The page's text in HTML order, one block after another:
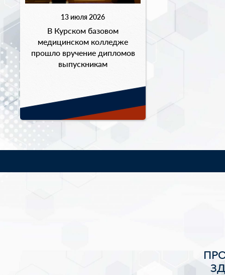
13 июля 2026
В Курском базовом
медицинском колледже
прошло вручение дипломов
выпускникам